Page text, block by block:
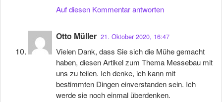
Auf diesen Kommentar antworten
Otto Müller 21. Oktober 2020, 16:47
Vielen Dank, dass Sie sich die Mühe gemacht
haben, diesen Artikel zum Thema Messebau mit
uns zu teilen. Ich denke, ich kann mit
bestimmten Dingen einverstanden sein. Ich
werde sie noch einmal überdenken.